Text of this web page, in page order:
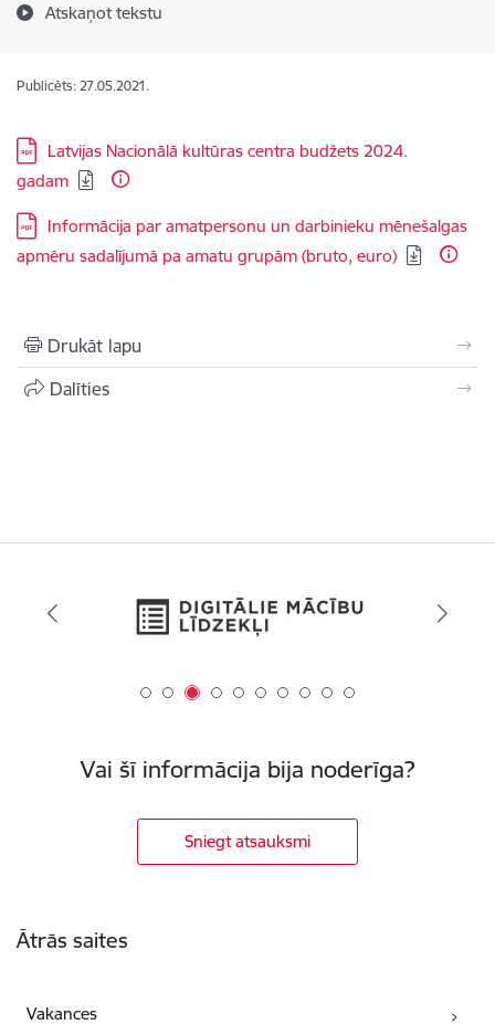
Atskaņot tekstu
Publicēts: 27.05.2021.
Lejupielādēt:
Latvijas Nacionālā kultūras centra budžets 2024.
gadam
Lejupielādēt:
Informācija par amatpersonu un darbinieku mēnešalgas
apmēru sadalījumā pa amatu grupām (bruto, euro)
Drukāt lapu
Dalīties
Vai šī informācija bija noderīga?
Sniegt atsauksmi
Ātrās saites
Vakances